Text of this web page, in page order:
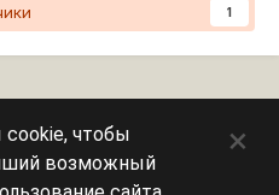
1
чтобы
возможный
×